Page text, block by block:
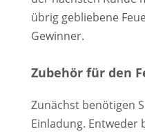
übrig gebliebene
Gewinner.
Zubehör für den
Zunächst benötigen
Einladung. Entweder